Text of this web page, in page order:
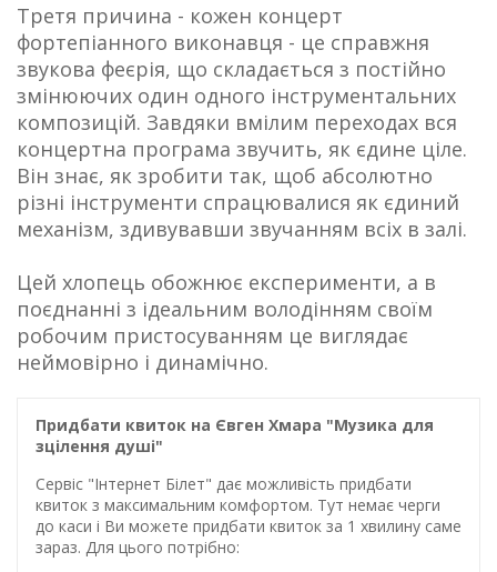
Третя причина - кожен концерт
фортепіанного виконавця - це справжня
звукова феєрія, що складається з постійно
змінюючих один одного інструментальних
композицій. Завдяки вмілим переходах вся
концертна програма звучить, як єдине ціле.
Він знає, як зробити так, щоб абсолютно
різні інструменти спрацювалися як єдиний
механізм, здивувавши звучанням всіх в залі.
Цей хлопець обожнює експерименти, а в
поєднанні з ідеальним володінням своїм
робочим пристосуванням це виглядає
неймовірно і динамічно.
Придбати квиток на Євген Хмара "Музика для
зцілення душі"
Сервіс "Інтернет Білет" дає можливість придбати
квиток з максимальним комфортом. Тут немає черги
до каси і Ви можете придбати квиток за 1 хвилину саме
зараз. Для цього потрібно: